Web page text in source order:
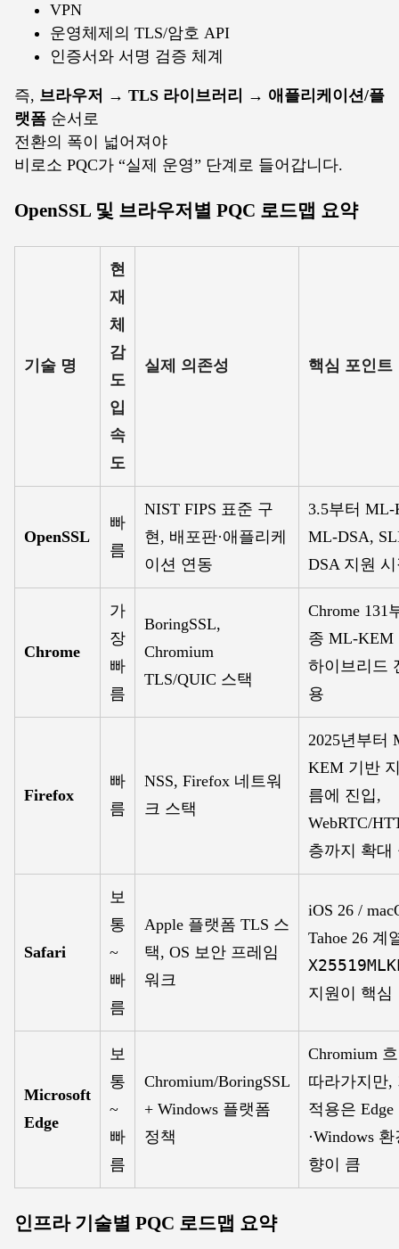
VPN
운영체제의 TLS/암호 API
인증서와 서명 검증 체계
즉, 브라우저 → TLS 라이브러리 → 애플리케이션/플
랫폼 순서로
전환의 폭이 넓어져야
비로소 PQC가 “실제 운영” 단계로 들어갑니다.
OpenSSL 및 브라우저별 PQC 로드맵 요약
기술 명
현
재
체
감
도
입
속
도
실제 의존성 핵심 포인트
OpenSSL
빠
름
NIST FIPS 표준 구
현, 배포판·애플리케
이션 연동
3.5부터 ML-
ML-DSA,
DSA 지원
Chrome
가
장
빠
름
BoringSSL,
Chromium
TLS/QUIC 스택
Chrome 131
종 ML-KEM
하이브리드
용
Firefox
빠
름
NSS, Firefox 네트워
크 스택
2025년부터
KEM 기반
름에 진입,
WebRTC/
층까지 확대
Safari
보
통
~
빠
름
Apple 플랫폼 TLS 스
택, OS 보안 프레임
워크
iOS 26 /
Tahoe 26 계
지원이 핵심
Microsoft
Edge
보
통
~
빠
름
Chromium/BoringSSL
+ Windows 플랫폼
정책
Chromium
따라가지만,
적용은 Edge
·Windows
향이 큼
인프라 기술별 PQC 로드맵 요약